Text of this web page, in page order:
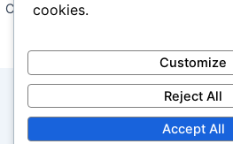
Copyright © 2026 ffboneiru.com |
cookies.
Customize
Reject All
Accept All